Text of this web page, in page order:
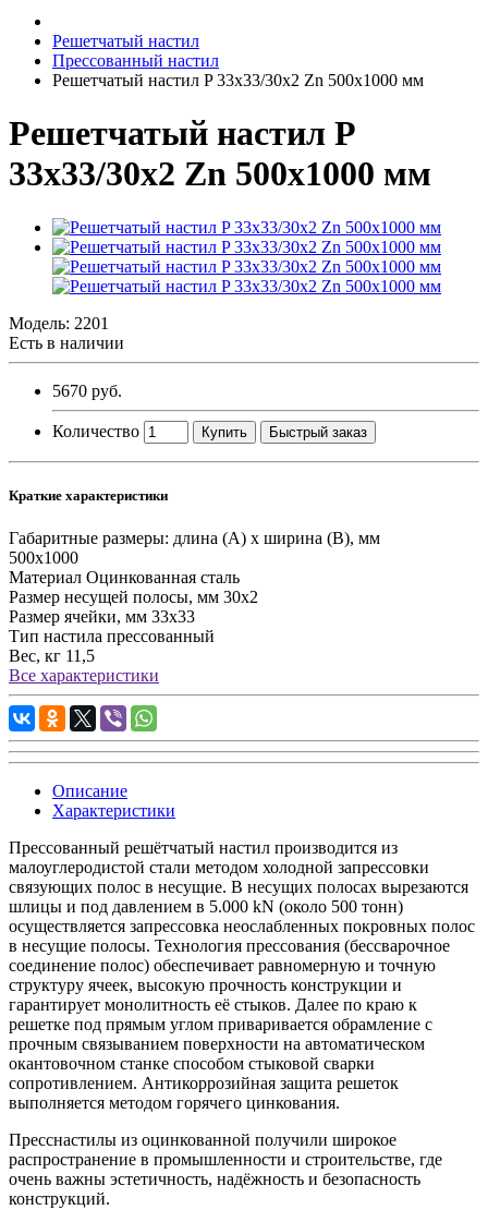
Решетчатый настил
Прессованный настил
Решетчатый настил P 33х33/30х2 Zn 500х1000 мм
Решетчатый настил P
33х33/30х2 Zn 500х1000 мм
Модель: 2201
Есть в наличии
5670 руб.
Количество Купить Быстрый заказ
Краткие характеристики
Габаритные размеры: длина (А) х ширина (В), мм
500х1000
Материал Оцинкованная сталь
Размер несущей полосы, мм 30х2
Размер ячейки, мм 33х33
Тип настила прессованный
Вес, кг 11,5
Все характеристики
Описание
Характеристики
Прессованный решётчатый настил производится из
малоуглеродистой стали методом холодной запрессовки
связующих полос в несущие. В несущих полосах вырезаются
шлицы и под давлением в 5.000 kN (около 500 тонн)
осуществляется запрессовка неослабленных покровных полос
в несущие полосы. Технология прессования (бессварочное
соединение полос) обеспечивает равномерную и точную
структуру ячеек, высокую прочность конструкции и
гарантирует монолитность её стыков. Далее по краю к
решетке под прямым углом приваривается обрамление с
прочным связыванием поверхности на автоматическом
окантовочном станке способом стыковой сварки
сопротивлением. Антикоррозийная защита решеток
выполняется методом горячего цинкования.
Пресснастилы из оцинкованной получили широкое
распространение в промышленности и строительстве, где
очень важны эстетичность, надёжность и безопасность
конструкций.